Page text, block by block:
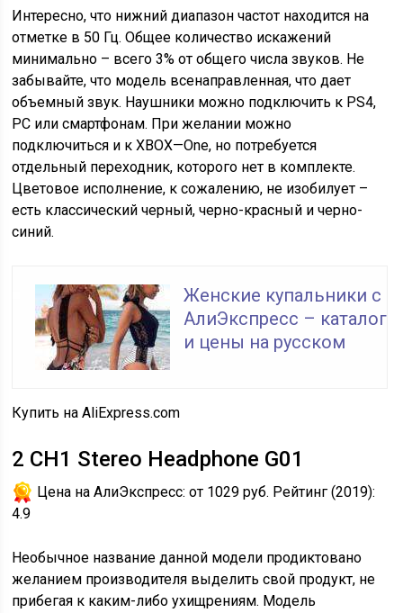
Интересно, что нижний диапазон частот находится на
отметке в 50 Гц. Общее количество искажений
минимально – всего 3% от общего числа звуков. Не
забывайте, что модель всенаправленная, что дает
объемный звук. Наушники можно подключить к PS4,
PC или смартфонам. При желании можно
подключиться и кXBOX—One, но потребуется
отдельный переходник, которого нет в комплекте.
Цветовое исполнение, к сожалению, не изобилует –
есть классический черный, черно-красный и черно-
синий.
Женские купальники с
АлиЭкспресс – каталог
и цены на русском
Купить на AliExpress.com
2 CH1 Stereo Headphone G01
Цена на АлиЭкспресс:от 1029 руб. Рейтинг (2019):
4.9
Необычное название данной модели продиктовано
желанием производителя выделить свой продукт, не
прибегая к каким-либо ухищрениям. Модель